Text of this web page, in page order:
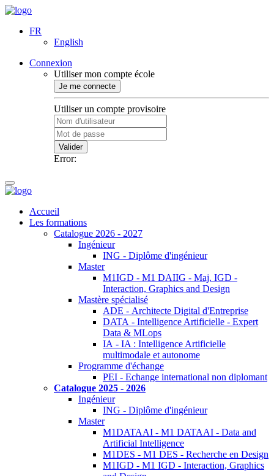
FR
English
Connexion
Utiliser mon compte école
Je me connecte
Utiliser un compte provisoire
Valider
Error:
Accueil
Les formations
Catalogue 2026 - 2027
Ingénieur
ING - Diplôme d'ingénieur
Master
M1IGD - M1 DAIIG - Maj. IGD -
Interaction, Graphics and Design
Mastère spécialisé
ADE - Architecte Digital d'Entreprise
DATA - Intelligence Artificielle - Expert
Data & MLops
IA - IA : Intelligence Artificielle
multimodale et autonome
Programme d'échange
PEI - Echange international non diplomant
Catalogue 2025 - 2026
Ingénieur
ING - Diplôme d'ingénieur
Master
M1DATAAI - M1 DATAAI - Data and
Artificial Intelligence
M1DES - M1 DES - Recherche en Design
M1IGD - M1 IGD - Interaction, Graphics